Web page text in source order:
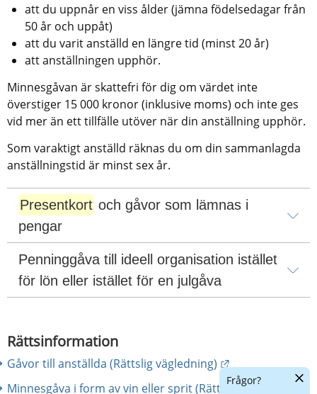
att du uppnår en viss ålder (jämna födelsedagar från
50 år och uppåt)
att du varit anställd en längre tid (minst 20 år)
att anställningen upphör.
Minnesgåvan är skattefri för dig om värdet inte
överstiger 15 000 kronor (inklusive moms) och inte ges
vid mer än ett tillfälle utöver när din anställning upphör.
Som varaktigt anställd räknas du om din sammanlagda
anställningstid är minst sex år.
Presentkort och gåvor som lämnas i
pengar
Penninggåva till ideell organisation istället
för lön eller istället för en julgåva
Rättsinformation
Gåvor till anställda (Rättslig vägledning)
Minnesgåva i form av vin eller sprit (Rättslig vägledning)
Frågor?
Dölj